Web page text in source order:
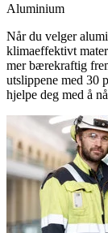
Aluminium
Når du velger
klimaeffektivt
mer bærekraftig
utslippene med 30
hjelpe deg med å